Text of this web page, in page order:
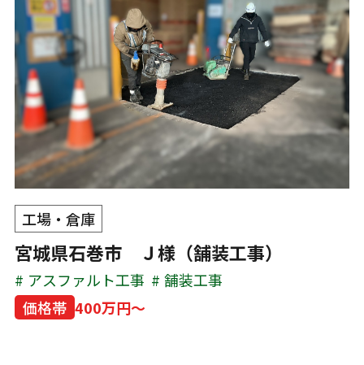
工場・倉庫
宮城県石巻市 Ｊ様（舗装工事）
アスファルト工事
舗装工事
価格帯 400万円～